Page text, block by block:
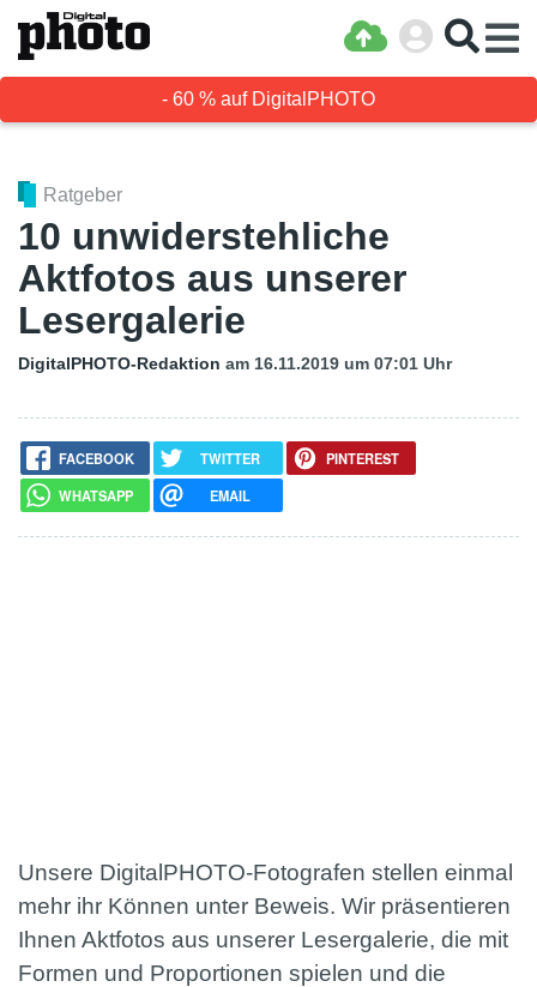
- 60 % auf DigitalPHOTO
Ratgeber
10 unwiderstehliche
Aktfotos aus unserer
Lesergalerie
DigitalPHOTO-Redaktion am 16.11.2019 um 07:01 Uhr
FACEBOOK TWITTER
PINTEREST
WHATSAPP
EMAIL
Unsere DigitalPHOTO-Fotografen stellen einmal
mehr ihr Können unter Beweis. Wir präsentieren
Ihnen Aktfotos aus unserer Lesergalerie, die mit
Formen und Proportionen spielen und die